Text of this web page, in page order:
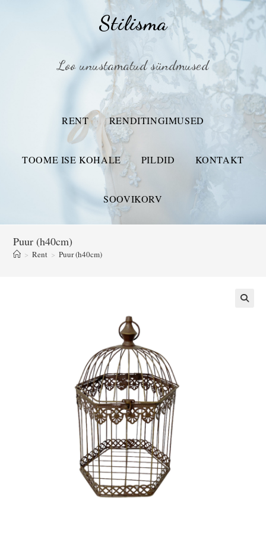
Stilisma
Loo unustamatud sündmused
RENT RENDITINGIMUSED
TOOME ISE KOHALE PILDID KONTAKT
SOOVIKORV
Puur (h40cm)
> Rent > Puur (h40cm)